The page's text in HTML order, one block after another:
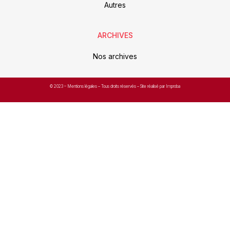
Autres
ARCHIVES
Nos archives
© 2023 – Mentions légales – Tous droits réservés – Site réalisé par Improba